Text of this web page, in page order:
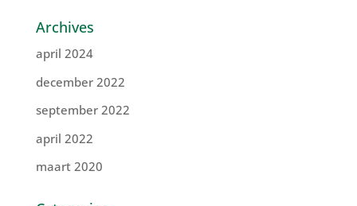
Archives
april 2024
december 2022
september 2022
april 2022
maart 2020